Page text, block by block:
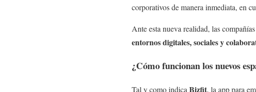
corporativos de manera inmediata, en
Ante esta nueva realidad, las
entornos digitales, sociales y
¿Cómo funcionan los nuevos
Tal y como indica Bizfit, la app para